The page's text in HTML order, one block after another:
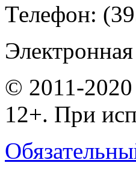
Телефон:
© 2011-2020
12+. При